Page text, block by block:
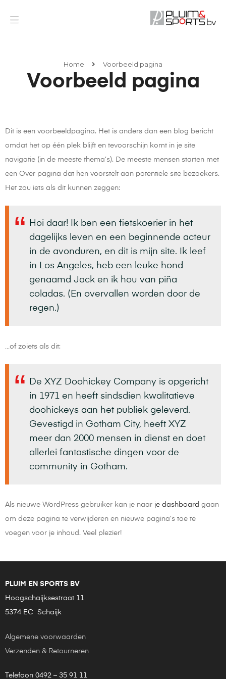
Home Voorbeeld pagina
Voorbeeld pagina
Dit is een voorbeeldpagina. Het is anders dan een blog bericht
omdat het op één plek blijft en tevoorschijn komt in je site
navigatie (in de meeste thema’s). De meeste mensen starten met
een Over pagina dat hen voorstelt aan potentiële site bezoekers.
Het zou iets als dit kunnen zeggen:
Hoi daar! Ik ben een fietskoerier in het
dagelijks leven en een beginnende acteur
in de avonduren, en dit is mijn site. Ik leef
in Los Angeles, heb een leuke hond
genaamd Jack en ik hou van piña
coladas. (En overvallen worden door de
regen.)
…of zoiets als dit:
De XYZ Doohickey Company is opgericht
in 1971 en heeft sindsdien kwalitatieve
doohickeys aan het publiek geleverd.
Gevestigd in Gotham City, heeft XYZ
meer dan 2000 mensen in dienst en doet
allerlei fantastische dingen voor de
community in Gotham.
Als nieuwe WordPress gebruiker kan je naar je dashboard gaan
om deze pagina te verwijderen en nieuwe pagina’s toe te
voegen voor je inhoud. Veel plezier!
PLUIM EN SPORTS BV
Hoogschaijksestraat 11
5374 EC Schaijk
Algemene voorwaarden
Verzenden & Retourneren
Telefoon 0492 – 35 91 11